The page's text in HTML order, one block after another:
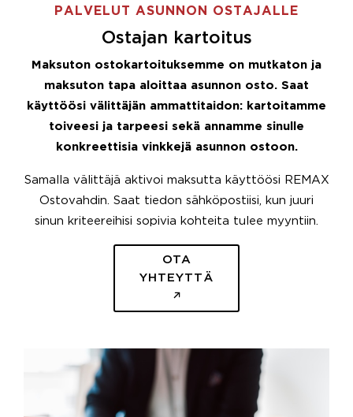
PALVELUT ASUNNON OSTAJALLE
Ostajan kartoitus
Maksuton ostokartoituksemme on mutkaton ja
maksuton tapa aloittaa asunnon osto. Saat
käyttöösi välittäjän ammattitaidon: kartoitamme
toiveesi ja tarpeesi sekä annamme sinulle
konkreettisia vinkkejä asunnon ostoon.
Samalla välittäjä aktivoi maksutta käyttöösi REMAX
Ostovahdin. Saat tiedon sähköpostiisi, kun juuri
sinun kriteereihisi sopivia kohteita tulee myyntiin.
OTA
YHTEYTTÄ